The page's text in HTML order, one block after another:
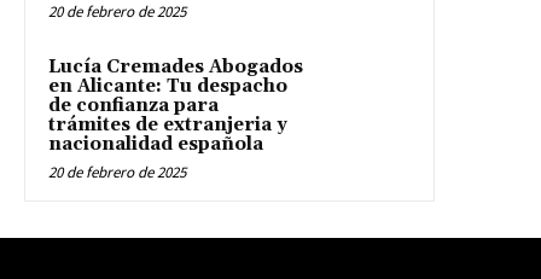
20 de febrero de 2025
Lucía Cremades Abogados
en Alicante: Tu despacho
de confianza para
trámites de extranjeria y
nacionalidad española
20 de febrero de 2025